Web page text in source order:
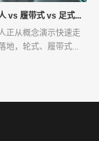
vs 履带式 vs 足式...
正从概念演示快速走
地，轮式、履带式...